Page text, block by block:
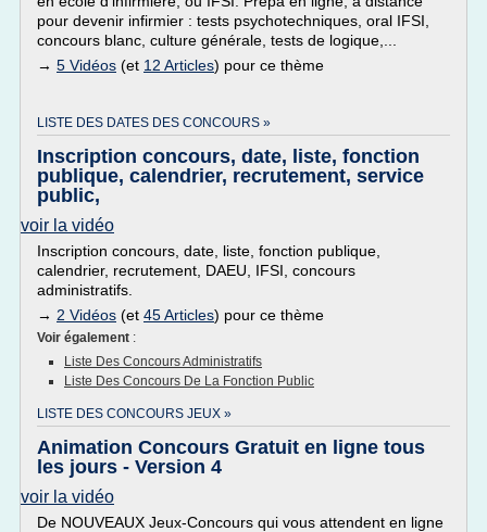
pour devenir infirmier : tests psychotechniques, oral IFSI,
concours blanc, culture générale, tests de logique,...
→ 5 Vidéos (et 12 Articles) pour ce thème
LISTE DES DATES DES CONCOURS »
Inscription concours, date, liste, fonction
publique, calendrier, recrutement, service
public,
voir la vidéo
Inscription concours, date, liste, fonction publique,
calendrier, recrutement, DAEU, IFSI, concours
administratifs.
→ 2 Vidéos (et 45 Articles) pour ce thème
Voir également :
Liste Des Concours Administratifs
Liste Des Concours De La Fonction Public
LISTE DES CONCOURS JEUX »
Animation Concours Gratuit en ligne tous
les jours - Version 4
voir la vidéo
De NOUVEAUX Jeux-Concours qui vous attendent en ligne